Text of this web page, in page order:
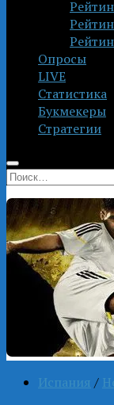
Опросы
LIVE
Статистика
Букмекеры
Стратегии
Найти:
Испания /